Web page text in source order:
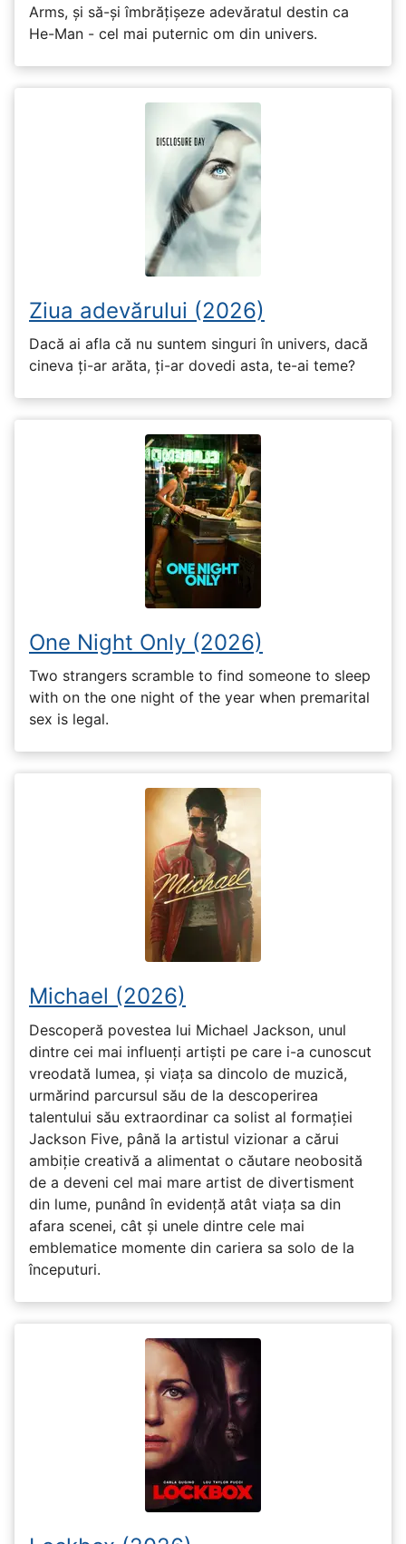
Arms, și să-și îmbrățișeze adevăratul destin ca
He-Man - cel mai puternic om din univers.
Ziua adevărului (2026)
Dacă ai afla că nu suntem singuri în univers, dacă
cineva ți-ar arăta, ți-ar dovedi asta, te-ai teme?
One Night Only (2026)
Two strangers scramble to find someone to sleep
with on the one night of the year when premarital
sex is legal.
Michael (2026)
Descoperă povestea lui Michael Jackson, unul
dintre cei mai influenți artiști pe care i-a cunoscut
vreodată lumea, și viața sa dincolo de muzică,
urmărind parcursul său de la descoperirea
talentului său extraordinar ca solist al formației
Jackson Five, până la artistul vizionar a cărui
ambiție creativă a alimentat o căutare neobosită
de a deveni cel mai mare artist de divertisment
din lume, punând în evidență atât viața sa din
afara scenei, cât și unele dintre cele mai
emblematice momente din cariera sa solo de la
începuturi.